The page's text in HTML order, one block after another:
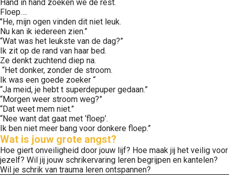
Hand in hand zoeken we de rest.
Floep….
"He, mijn ogen vinden dit niet leuk.
Nu kan ik iedereen zien.”
“Wat was het leukste van de dag?”
Ik zit op de rand van haar bed.
Ze denkt zuchtend diep na.
“Het donker, zonder de stroom.
Ik was een goede zoeker “
“Ja meid, je hebt t superdepuper gedaan.”
“Morgen weer stroom weg?”
“Dat weet mem niet.”
“Nee want dat gaat met ‘floep’.
Ik ben niet meer bang voor donkere floep.”
Wat is jouw grote angst?
Hoe giert onveiligheid door jouw lijf? Hoe maak jij het veilig voor
jezelf? Wil jij jouw schrikervaring leren begrijpen en kantelen?
Wil je schrik van trauma leren ontspannen?